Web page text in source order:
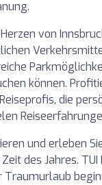
von
können.
die
und erleben
des Jahres. TUI
Traumurlaub